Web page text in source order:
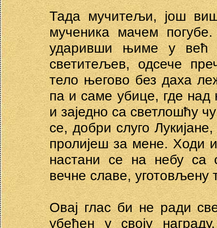
Тада мучитељи, још
мученика мачем
ударивши њиме у већ
светитељев, одсече
тело његово без даха
па и саме убице, где над
и заједно са светлошћу
се, добри слуго
пролијеш за мене. Ходи
настани се на небу са
вечне славе, уготовљену
Овај глас би не ради
убеђен у своју